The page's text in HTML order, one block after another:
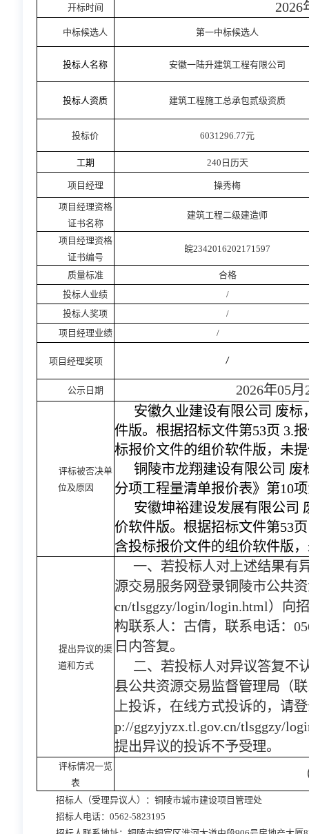
开标时间 2026
中标候选人 第一中标候选人
投标人名称 安徽一陆升建筑工程有限公司
投标人资质 建筑工程施工总承包贰级资质
投标价 6031296.77元
工期 240日历天
项目经理 操秀梅
项目经理资格
证书名称
建筑工程二级建造师
项目经理资格
证书编号
皖2342016202171597
质量标准
合格
投标人业绩
/
投标人奖项
/
项目经理业绩
/
项目经理奖项 /
公示日期 2026年05月
评标被否决单
位及原因
安徽久业建设有限公司 废标
件版。根据招标文件第53页 3.
标报价文件的组价软件版，未
铜陵市龙翔建设有限公司 废
分项工程量清单报价表》第10
安徽坤裕建设发展有限公司
价软件版。根据招标文件第53
含投标报价文件的组价软件版
提出异议的渠
道和方式
一、若投标人对上述结果有
源交易服务网登录铜陵市公共
cn/tlsggzy/login/login.html）向
构联系人：古倩，联系电话：
日内答复。
二、若投标人对异议答复不
县公共资源交易监督管理局（
上投诉，在线方式投诉的，请
p://ggzyjyzx.tl.gov.cn/tlsggzy/
提出异议的投诉不予受理。
评标情况一览
表
招标人（受理异议人）：铜陵市城市建设项目管理处
招标人电话： 0562-5823195